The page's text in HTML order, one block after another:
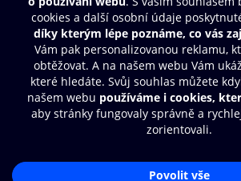
Moje O2 Knihovna
Další zábava
© O2 Czech Republic a.s.